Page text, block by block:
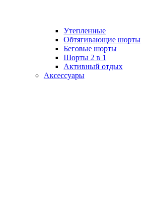
Утепленные
Обтягивающие шорты
Беговые шорты
Шорты 2 в 1
Активный отдых
Аксессуары